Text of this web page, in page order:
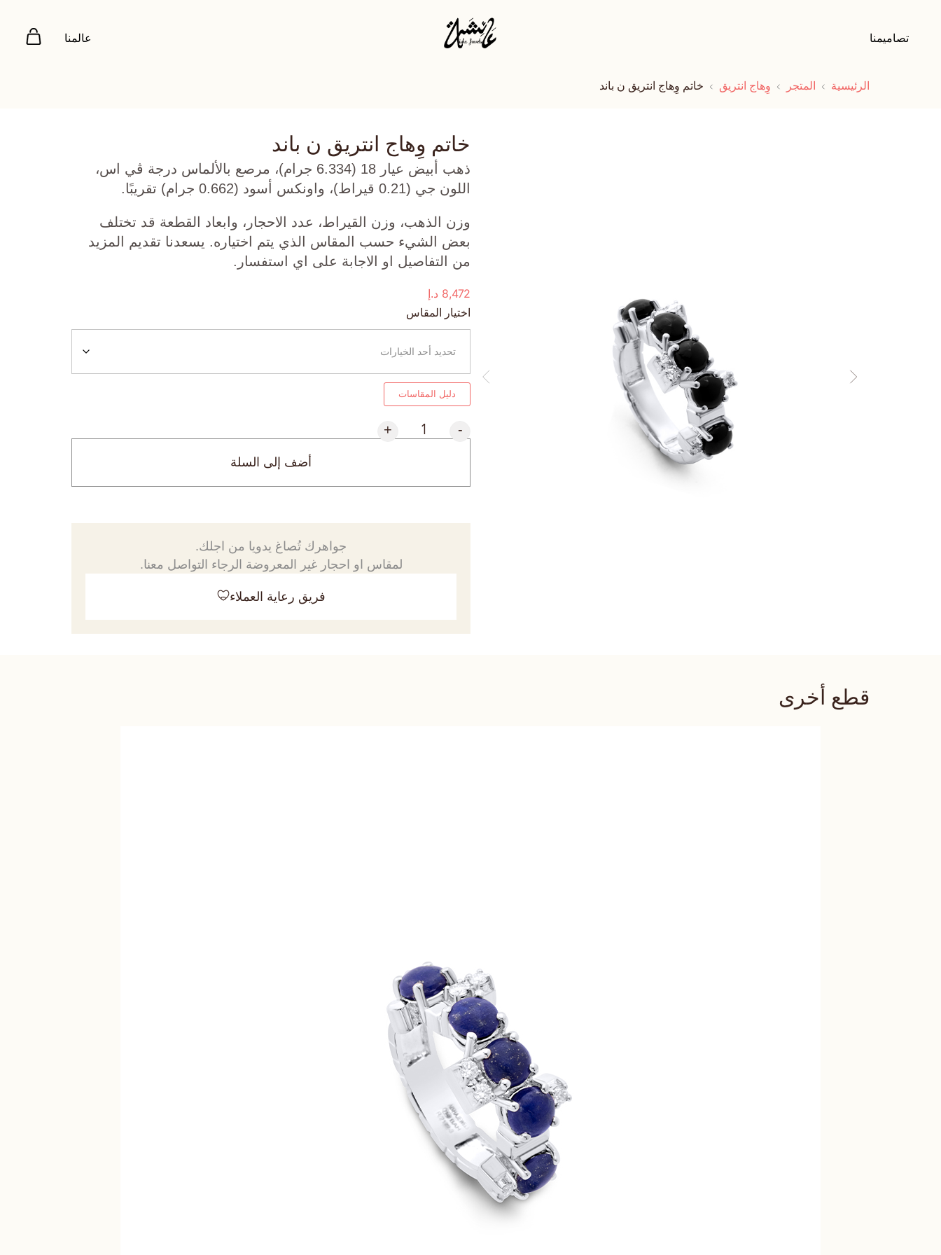
تصاميمنا عالمنا
الرئيسية المتجر وِهاج انتريق خاتم وِهاج انتريق ن باند
خاتم وِهاج انتريق ن باند
ذهب أبيض عيار 18 (6.334 جرام)، مرصع بالألماس درجة ڤي اس،
اللون جي (0.21 قيراط)، واونكس أسود (0.662 جرام) تقريبًا.
وزن الذهب، وزن القيراط، عدد الاحجار، وابعاد القطعة قد تختلف
بعض الشيء حسب المقاس الذي يتم اختياره. يسعدنا تقديم المزيد
من التفاصيل او الاجابة على اي استفسار.
8,472 د.إ
اختيار المقاس
دليل المقاسات
-
+
أضف إلى السلة
جواهرك تُصاغ يدويا من اجلك.
لمقاس او احجار غير المعروضة الرجاء التواصل معنا.
فريق رعاية العملاء
قطع أخرى